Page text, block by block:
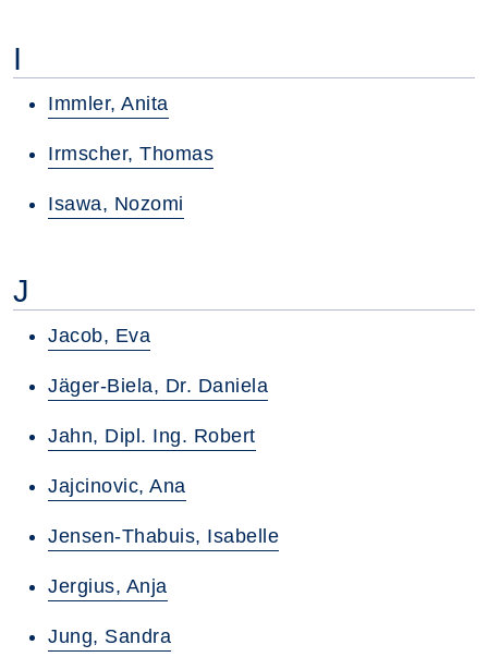
I
Immler, Anita
Irmscher, Thomas
Isawa, Nozomi
J
Jacob, Eva
Jäger-Biela, Dr. Daniela
Jahn, Dipl. Ing. Robert
Jajcinovic, Ana
Jensen-Thabuis, Isabelle
Jergius, Anja
Jung, Sandra